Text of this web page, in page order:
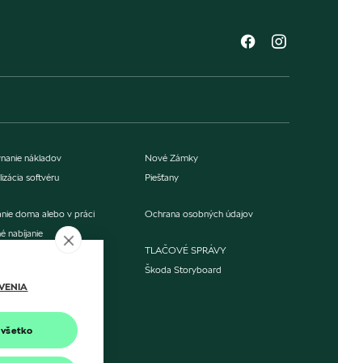
nákladov
softvéru
doma alebo v práci
nabíjanie
Nové Zámky
Piešťany
Ochrana osobných údajov
TLAČOVÉ SPRÁVY
Škoda Storyboard